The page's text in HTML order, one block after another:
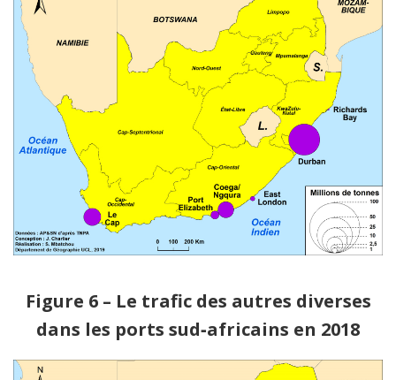
Figure 6 – Le trafic des autres diverses
dans les ports sud‑africains en 2018